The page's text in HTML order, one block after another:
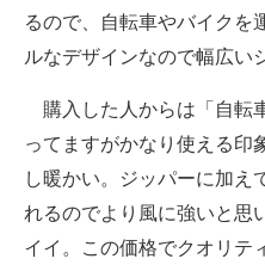
るので、自転車やバイクを
ルなデザインなので幅広い
購入した人からは「自転
ってますがかなり使える印
し暖かい。ジッパーに加え
れるのでより風に強いと思
イイ。この価格でクオリテ